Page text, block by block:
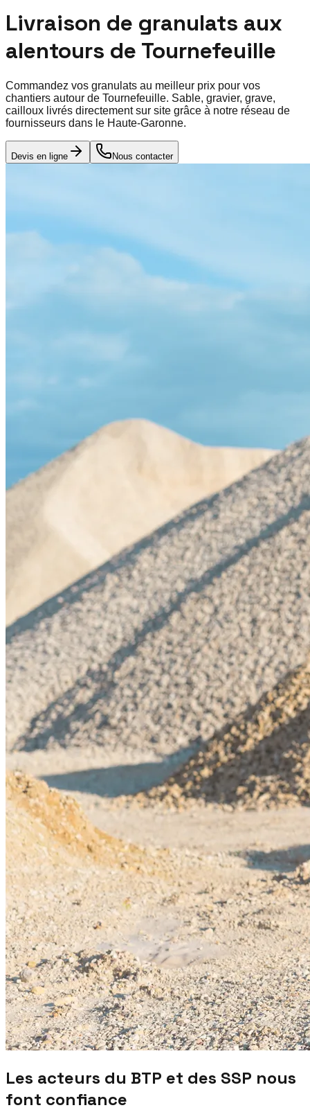
Livraison de granulats aux
alentours de Tournefeuille
Commandez vos granulats au meilleur prix pour vos
chantiers autour de Tournefeuille. Sable, gravier, grave,
cailloux livrés directement sur site grâce à notre réseau de
fournisseurs dans le Haute-Garonne.
Devis en ligne Nous contacter
Les acteurs du BTP et des SSP nous
font confiance